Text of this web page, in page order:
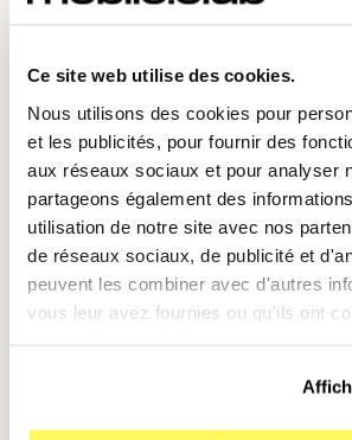
Ce site web utilise des cookies.
Nous utilisons des cookies pour
et les publicités, pour fournir des
aux réseaux sociaux et pour analyser
partageons également des
utilisation de notre site avec nos
de réseaux sociaux, de publicité et
peuvent les combiner avec d'autres
vous leur avez fournies ou qu'ils ont
Téléchargez à l’avance: Faites
téléchargements chez vous
Wi-Fi.